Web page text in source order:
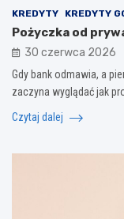
KREDYTY KREDYTY
Pożyczka od
30 czerwca 2026
Gdy bank odmawia, a
zaczyna wyglądać jak
Czytaj dalej